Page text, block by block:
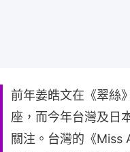
前年姜皓文在《翠絲
座，而今年台灣及日
關注。台灣的《Miss